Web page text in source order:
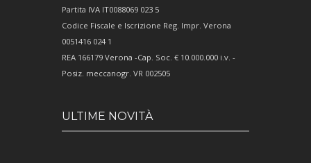
Partita IVA IT0088069 023 5
Codice Fiscale e Iscrizione Reg. Impr. Verona
0051416 024 1
REA 166179 Verona -Cap. Soc. € 10.000.000 i.v. -
Posiz. meccanogr. VR 002505
ULTIME NOVITÀ